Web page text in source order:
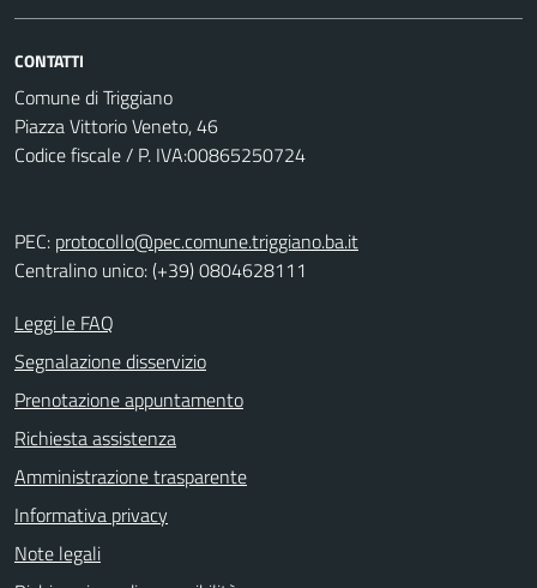
CONTATTI
Comune di Triggiano
Piazza Vittorio Veneto, 46
Codice fiscale / P. IVA:00865250724
PEC: protocollo@pec.comune.triggiano.ba.it
Centralino unico: (+39) 0804628111
Leggi le FAQ
Segnalazione disservizio
Prenotazione appuntamento
Richiesta assistenza
Amministrazione trasparente
Informativa privacy
Note legali